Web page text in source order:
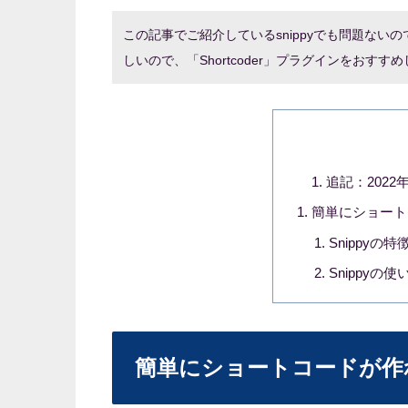
この記事でご紹介しているsnippyでも問題ない
しいので、「Shortcoder」プラグインをおすす
追記：2022
簡単にショー
Snippyの特
Snippyの使
簡単にショートコードが